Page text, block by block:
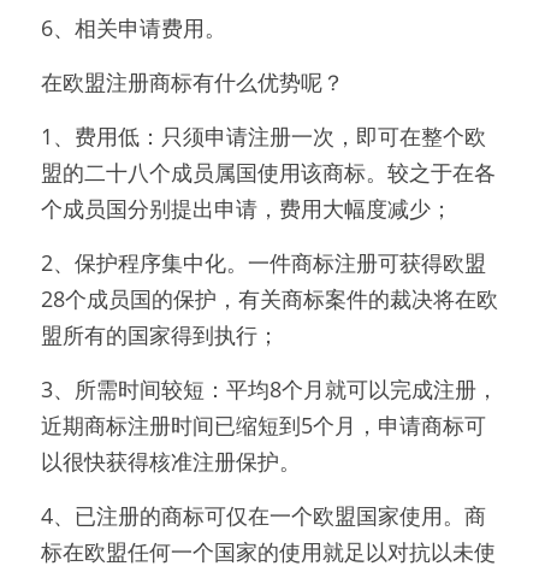
6、相关申请费用。
在欧盟注册商标有什么优势呢？
1、费用低：只须申请注册一次，即可在整个欧
盟的二十八个成员属国使用该商标。较之于在各
个成员国分别提出申请，费用大幅度减少；
2、保护程序集中化。一件商标注册可获得欧盟
28个成员国的保护，有关商标案件的裁决将在欧
盟所有的国家得到执行；
3、所需时间较短：平均8个月就可以完成注册，
近期商标注册时间已缩短到5个月，申请商标可
以很快获得核准注册保护。
4、已注册的商标可仅在一个欧盟国家使用。商
标在欧盟任何一个国家的使用就足以对抗以未使